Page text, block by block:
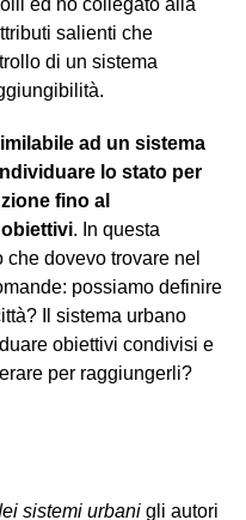
ed ho collegato alla
salienti che
di un sistema
ad un sistema
lo stato per
fino al
. In questa
dovevo trovare nel
possiamo definire
Il sistema urbano
obiettivi condivisi e
per raggiungerli?
sistemi urbani gli autori